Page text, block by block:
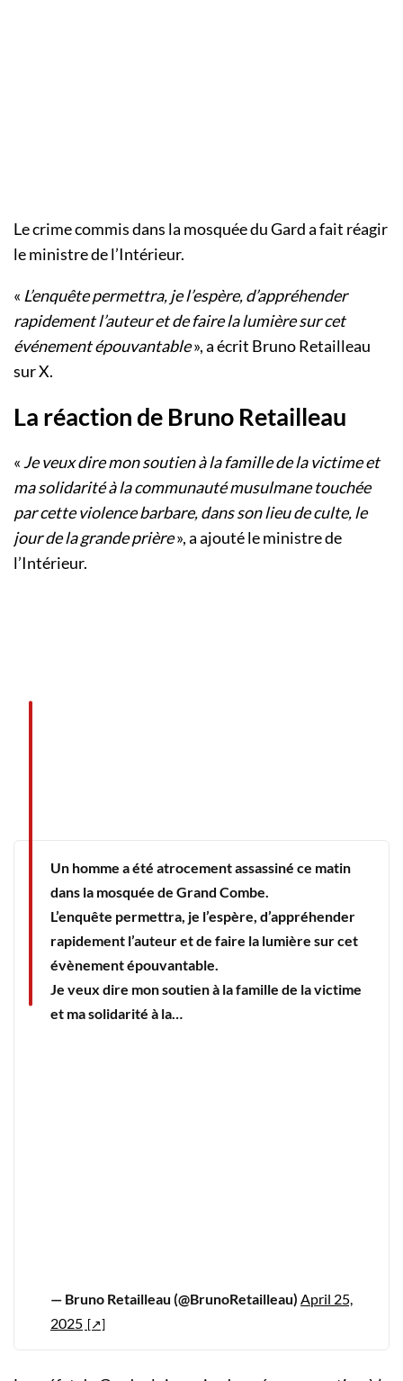
Le crime commis dans la mosquée du Gard a fait réagir
le ministre de l’Intérieur.
« L’enquête permettra, je l’espère, d’appréhender
rapidement l’auteur et de faire la lumière sur cet
événement épouvantable», a écrit Bruno Retailleau
sur X.
La réaction de Bruno Retailleau
« Je veux dire mon soutien à la famille de la victime et
ma solidarité à la communauté musulmane touchée
par cette violence barbare, dans son lieu de culte, le
jour de la grande prière», a ajouté le ministre de
l’Intérieur.
Un homme a été atrocement assassiné ce matin
dans la mosquée de Grand Combe.
L’enquête permettra, je l’espère, d’appréhender
rapidement l’auteur et de faire la lumière sur cet
évènement épouvantable.
Je veux dire mon soutien à la famille de la victime
et ma solidarité à la…
— Bruno Retailleau (@BrunoRetailleau) April 25,
2025